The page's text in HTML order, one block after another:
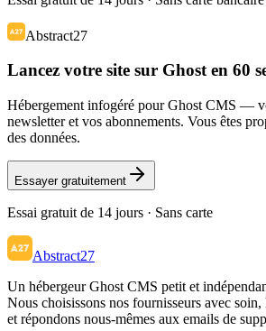
Abstract27
Lancez votre site sur Ghost en 60
Hébergement infogéré pour Ghost CMS —
newsletter et vos abonnements. Vous êtes
des données.
Essayer gratuitement
Essai gratuit de 14 jours · Sans carte
Abstract27
Un hébergeur Ghost CMS petit et
Nous choisissons nos fournisseurs avec
et répondons nous-mêmes aux emails de